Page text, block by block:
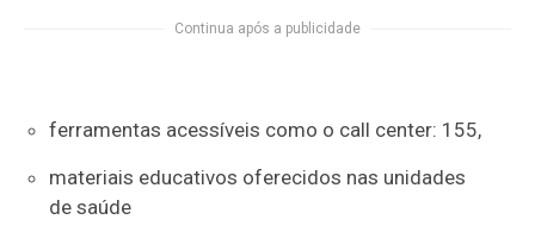
Continua após a publicidade
ferramentas acessíveis como o call center: 155,
materiais educativos oferecidos nas unidades
de saúde